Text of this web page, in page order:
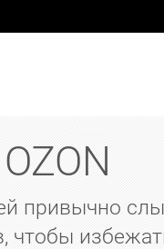
привычно
чтобы